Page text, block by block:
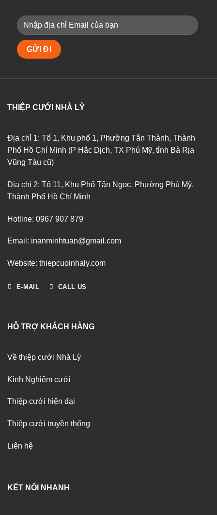
THIỆP CƯỚI NHÀ LỲ
Địa chỉ 1: Tổ 1, Khu phố 1, Phường Tân Thành, Thành
Phố Hồ Chí Minh (P Hắc Dịch, TX Phú Mỹ, tỉnh Bà Rịa
Vũng Tàu cũ)
Địa chỉ 2: Tổ 11, Khu Phố Tân Ngọc, Phường Phú Mỹ,
Thành Phố Hồ Chí Minh
Hotline: 0967 907 879
Email: inanminhtuan@gmail.com
Website: thiepcuoinhaly.com
E-MAIL CALL US
HỖ TRỢ KHÁCH HÀNG
Về thiệp cưới Nhà Lỳ
Kinh Nghiệm cưới
Thiệp cưới hiện đại
Thiệp cưới truyền thống
Liên hệ
KẾT NỐI NHANH